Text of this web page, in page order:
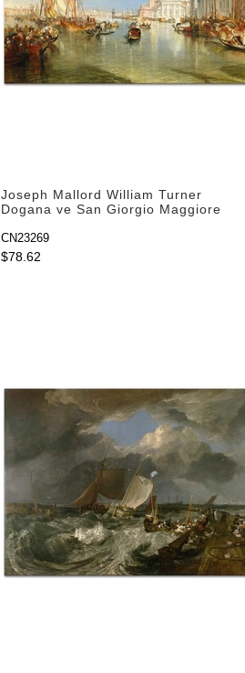
Joseph Mallord William Turner
Dogana ve San Giorgio Maggiore
CN23269
$78.62